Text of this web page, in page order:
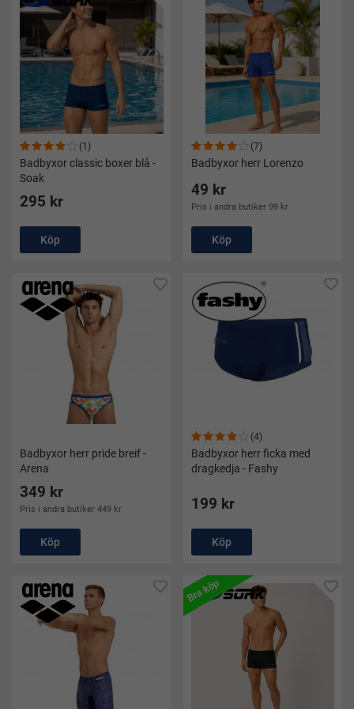
badbyxor för män!
(1)
Badbyxor classic boxer blå -
Soak
295 kr
Köp
(7)
Badbyxor herr Lorenzo
49 kr
Pris i andra butiker 99 kr
Köp
Badbyxor herr pride breif -
Arena
349 kr
Pris i andra butiker 449 kr
Köp
(4)
Badbyxor herr ficka med
dragkedja - Fashy
199 kr
Köp
Bra köp